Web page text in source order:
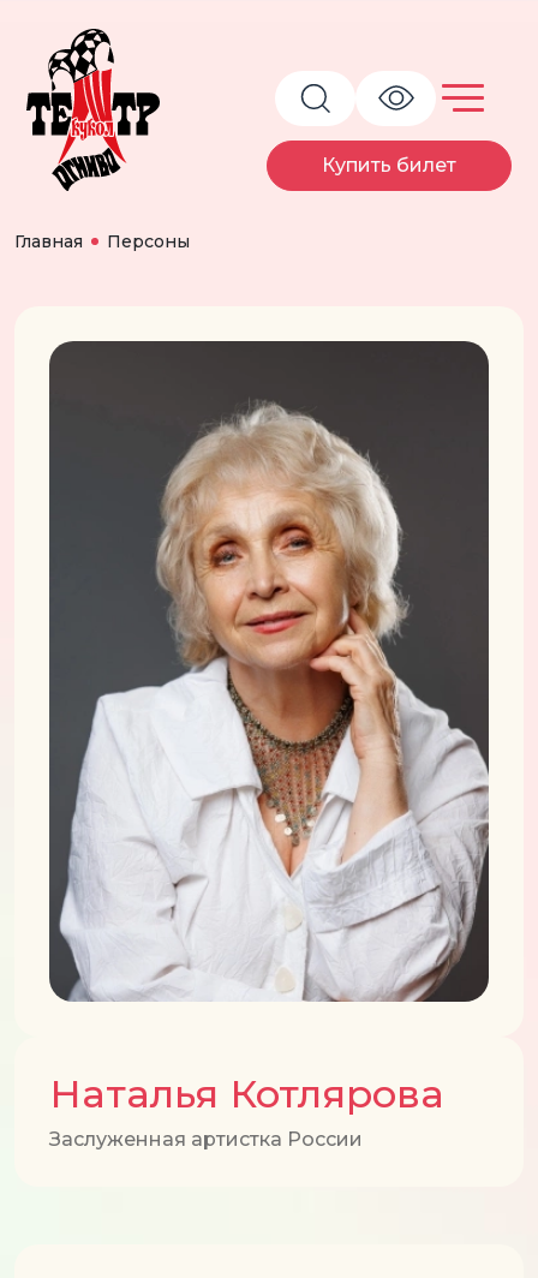
Купить билет
Главная Персоны
Наталья Котлярова
Заслуженная артистка России